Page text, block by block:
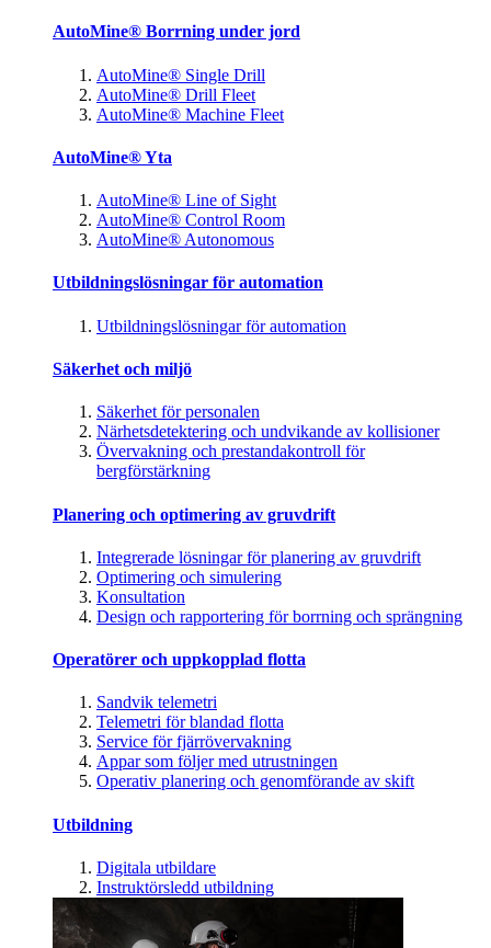
AutoMine® Borrning under jord
AutoMine® Single Drill
AutoMine® Drill Fleet
AutoMine® Machine Fleet
AutoMine® Yta
AutoMine® Line of Sight
AutoMine® Control Room
AutoMine® Autonomous
Utbildningslösningar för automation
Utbildningslösningar för automation
Säkerhet och miljö
Säkerhet för personalen
Närhetsdetektering och undvikande av kollisioner
Övervakning och prestandakontroll för
bergförstärkning
Planering och optimering av gruvdrift
Integrerade lösningar för planering av gruvdrift
Optimering och simulering
Konsultation
Design och rapportering för borrning och sprängning
Operatörer och uppkopplad flotta
Sandvik telemetri
Telemetri för blandad flotta
Service för fjärrövervakning
Appar som följer med utrustningen
Operativ planering och genomförande av skift
Utbildning
Digitala utbildare
Instruktörsledd utbildning